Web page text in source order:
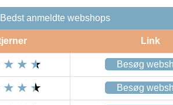
Bedst anmeldte webshops
Link
Besøg
Besøg